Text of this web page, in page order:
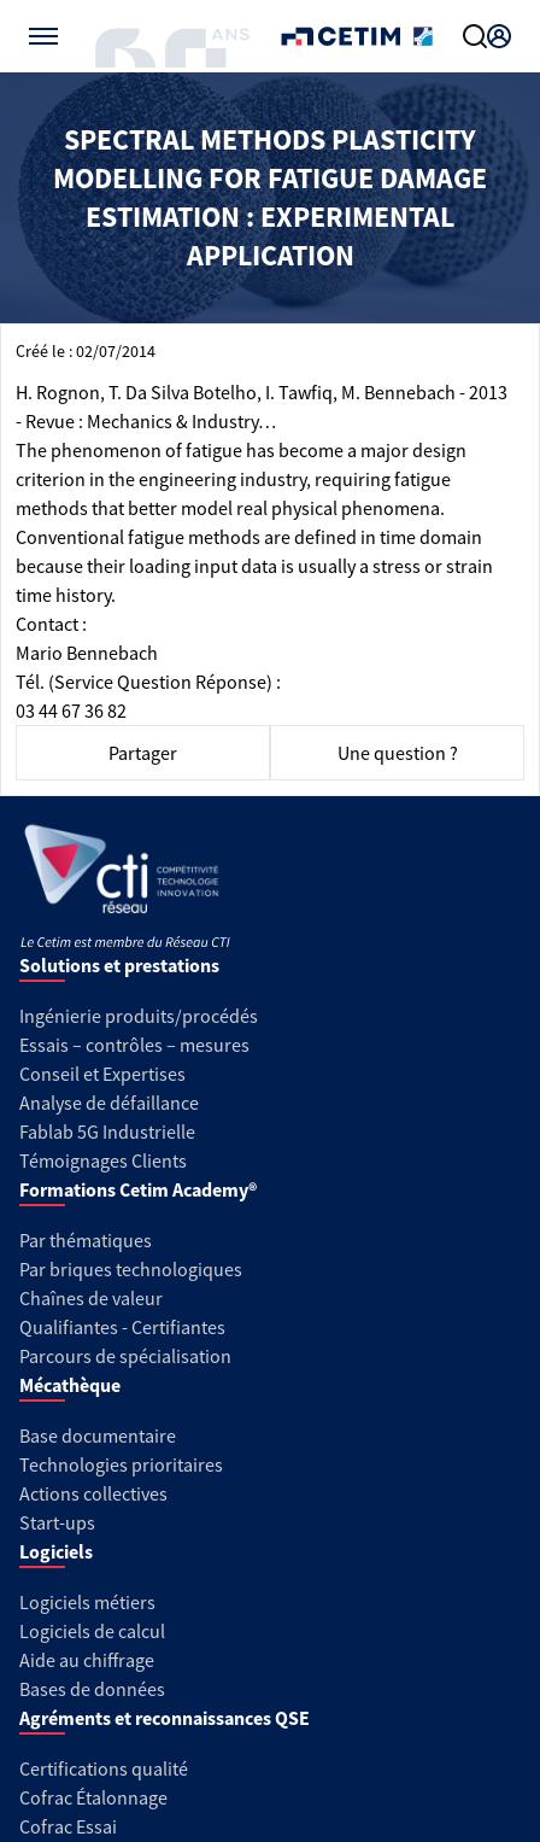
SPECTRAL METHODS PLASTICITY
MODELLING FOR FATIGUE DAMAGE
ESTIMATION : EXPERIMENTAL
APPLICATION
Créé le : 02/07/2014
H. Rognon, T. Da Silva Botelho, I. Tawfiq, M. Bennebach - 2013
- Revue : Mechanics & Industry…
The phenomenon of fatigue has become a major design
criterion in the engineering industry, requiring fatigue
methods that better model real physical phenomena.
Conventional fatigue methods are defined in time domain
because their loading input data is usually a stress or strain
time history.
Contact :
Mario Bennebach
Tél. (Service Question Réponse) :
03 44 67 36 82
Partager
Une question ?
Solutions et prestations
Ingénierie produits/procédés
Essais – contrôles – mesures
Conseil et Expertises
Analyse de défaillance
Fablab 5G Industrielle
Témoignages Clients
Formations Cetim Academy®
Par thématiques
Par briques technologiques
Chaînes de valeur
Qualifiantes - Certifiantes
Parcours de spécialisation
Mécathèque
Base documentaire
Technologies prioritaires
Actions collectives
Start-ups
Logiciels
Logiciels métiers
Logiciels de calcul
Aide au chiffrage
Bases de données
Agréments et reconnaissances QSE
Certifications qualité
Cofrac Étalonnage
Cofrac Essai